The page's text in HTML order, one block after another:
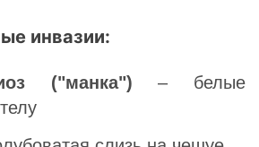
инвазии:
("манка") – белые